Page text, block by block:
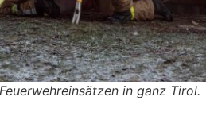
in ganz Tirol.